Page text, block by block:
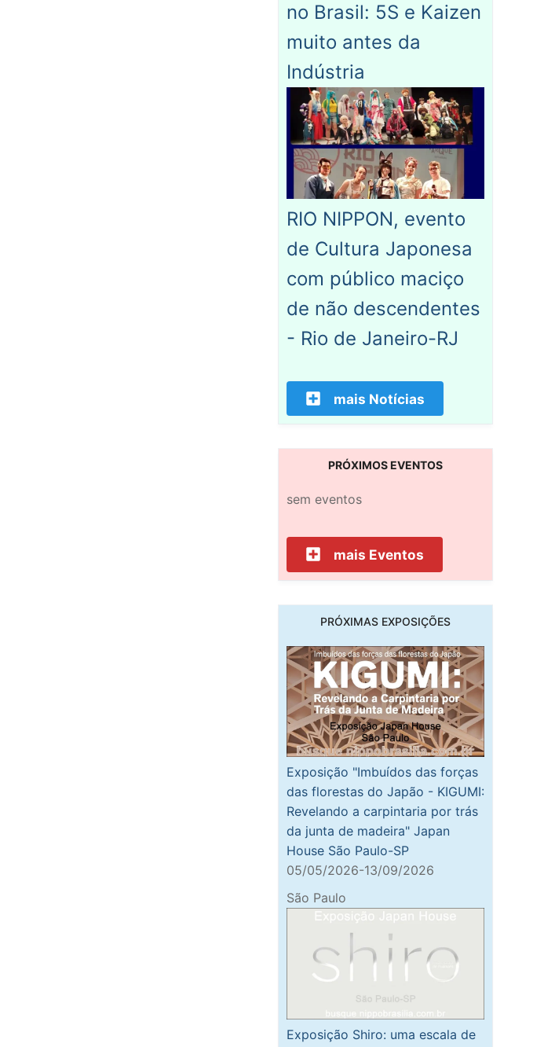
no Brasil: 5S e Kaizen
muito antes da
Indústria
RIO NIPPON, evento
de Cultura Japonesa
com público maciço
de não descendentes
- Rio de Janeiro-RJ
mais Notícias
PRÓXIMOS EVENTOS
sem eventos
mais Eventos
PRÓXIMAS EXPOSIÇÕES
Exposição "Imbuídos das forças
das florestas do Japão - KIGUMI:
Revelando a carpintaria por trás
da junta de madeira" Japan
House São Paulo-SP
05/05/2026-13/09/2026
São Paulo
Exposição Shiro: uma escala de